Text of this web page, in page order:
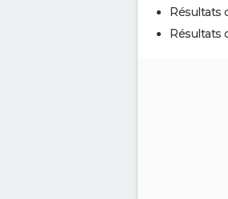
Résultats
Résultats